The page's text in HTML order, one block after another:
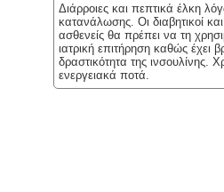
Διάρροιες και πεπτικά έλκη
κατανάλωσης. Oι διαβητικοί
ασθενείς θα πρέπει να τη
ιατρική επιτήρηση καθώς έχει
δραστικότητα της ινσουλίνης.
ενεργειακά ποτά.